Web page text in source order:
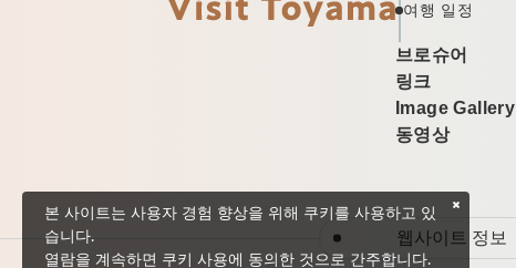
여행 일정
브로슈어
링크
Image Gallery
동영상
웹사이트 정보
본 사이트는 사용자 경험 향상을 위해 쿠키를 사용하고 있
습니다.
열람을 계속하면 쿠키 사용에 동의한 것으로 간주합니다.